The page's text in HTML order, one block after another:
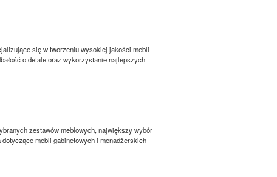
się w tworzeniu wysokiej jakości mebli
o detale oraz wykorzystanie najlepszych
zestawów meblowych, największy wybór
mebli gabinetowych i menadżerskich